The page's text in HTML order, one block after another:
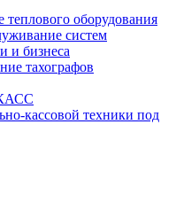
оборудования
систем
и бизнеса
тахографов
кассовой техники под